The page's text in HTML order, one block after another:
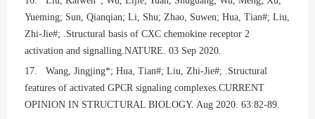
Yueming; Sun, Qianqian; Li, Shu; Zhao, Suwen; Hua, Tian#; Liu,
Zhi-Jie#; .Structural basis of CXC chemokine receptor 2
activation and signalling.NATURE. 03 Sep 2020.
17. Wang, Jingjing*; Hua, Tian#; Liu, Zhi-Jie#; .Structural
features of activated GPCR signaling complexes.CURRENT
OPINION IN STRUCTURAL BIOLOGY. Aug 2020. 63:82-89.